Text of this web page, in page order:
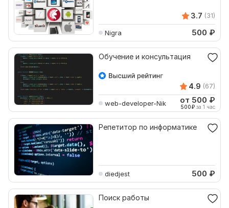
3.7 (31)
Nigra 500 ₽
Обучение и консультация
4.9 (67)
web-developer-Nik от 500 ₽
500₽ за 1 час
Репетитор по информатике
diedjest 500 ₽
Поиск работы